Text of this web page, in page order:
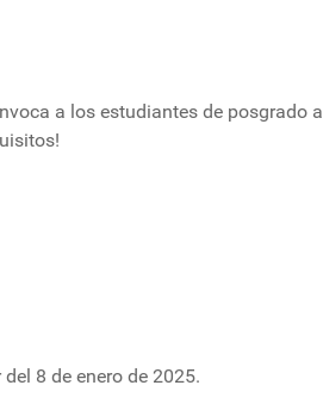
a los estudiantes de
8 de enero de 2025.